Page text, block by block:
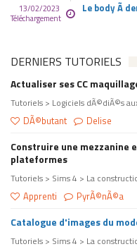
13/02/2023
Téléchargement
Le body Ã
DERNIERS TUTORIELS
Actualiser ses CC
Tutoriels > Logiciels dÃ©diÃ©s
DÃ©butant Delise
Construire une mezzanine
plateformes
Tutoriels > Sims 4 > La
Apprenti PyrÃ©nÃ©a
Catalogue d'images du
Tutoriels > Sims 4 > La